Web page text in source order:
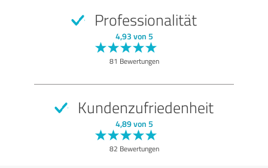
Professionalität
4,93 von 5
81 Bewertungen
Kundenzufriedenheit
4,89 von 5
82 Bewertungen